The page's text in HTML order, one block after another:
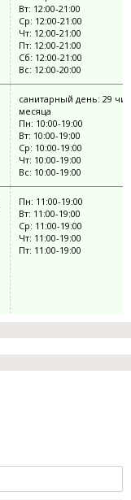
Вт: 12:00-21:00
Ср: 12:00-21:00
Чт: 12:00-21:00
Пт: 12:00-21:00
Сб: 12:00-21:00
Вс: 12:00-20:00
санитарный день: 29
месяца
Пн: 10:00-19:00
Вт: 10:00-19:00
Ср: 10:00-19:00
Чт: 10:00-19:00
Вс: 10:00-19:00
Пн: 11:00-19:00
Вт: 11:00-19:00
Ср: 11:00-19:00
Чт: 11:00-19:00
Пт: 11:00-19:00